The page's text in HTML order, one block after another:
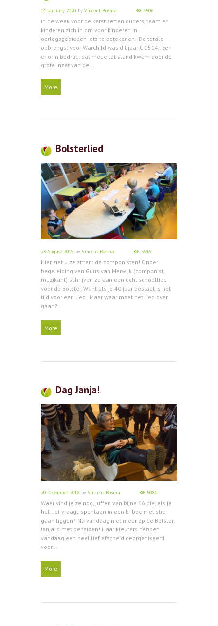
14 January 2020 by Vincent Bosma 4506
In de week voor de kerst zetten ouders, team en
kinderen zich in om voor kinderen in
oorlogsgebieden iets te betekenen. De totale
opbrengst voor Warchild was dit jaar € 1514,-. Een
enorm bedrag, dat mede tot stand kwam door de
grote inzet van de...
More
Bolsterlied
23 August 2019 by Vincent Bosma 5546
Hier ziet u ze zitten: de componisten! Onder
begeleiding van Guus van Marwijk (componist,
muzikant) schrijven ze aan een echt schoollied
voor de Bolster. Want als je 40 jaar bestaat is het
tijd voor een lied. Maar waar moet het lied over
gaan?...
More
Dag Janja!
20 December 2018 by Vincent Bosma 5084
Waar vind je ze nog, juffen van bijna 66 die, als je
het lief vraagt, spontaan in een kribbe met stro
gaan liggen? Na vandaag niet meer op de Bolster;
Janja is met pensioen! Haar kleuters hebben
vandaag een heel lief afscheid georganiseerd
voor...
More